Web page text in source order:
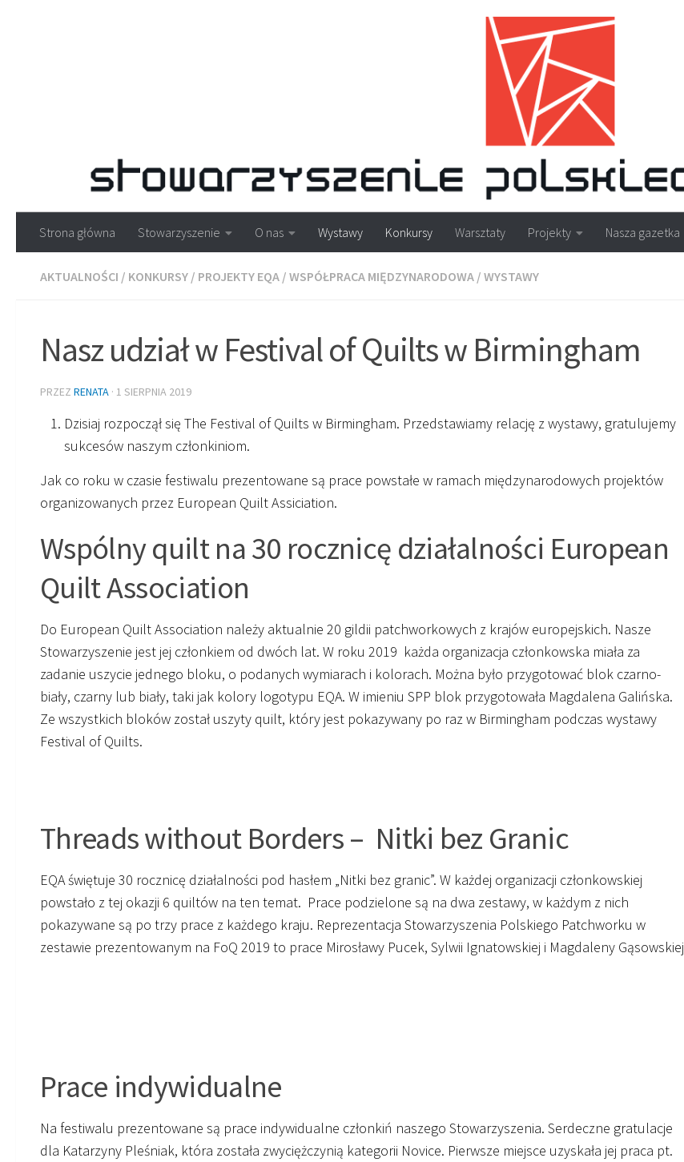
Strona główna Stowarzyszenie O nas Wystawy Konkursy Warsztaty Projekty Nasza gazetka
AKTUALNOŚCI / KONKURSY / PROJEKTY EQA / WSPÓŁPRACA MIĘDZYNARODOWA / WYSTAWY
Nasz udział w Festival of Quilts w Birmingham
PRZEZ RENATA · 1 SIERPNIA 2019
Dzisiaj rozpoczął się The Festival of Quilts w Birmingham. Przedstawiamy relację z wystawy, gratulujemy
sukcesów naszym członkiniom.
Jak co roku w czasie festiwalu prezentowane są prace powstałe w ramach międzynarodowych projektów
organizowanych przez European Quilt Assiciation.
Wspólny quilt na 30 rocznicę działalności European
Quilt Association
Do European Quilt Association należy aktualnie 20 gildii patchworkowych z krajów europejskich. Nasze
Stowarzyszenie jest jej członkiem od dwóch lat. W roku 2019 każda organizacja członkowska miała za
zadanie uszycie jednego bloku, o podanych wymiarach i kolorach. Można było przygotować blok czarno-
biały, czarny lub biały, taki jak kolory logotypu EQA. W imieniu SPP blok przygotowała Magdalena Galińska.
Ze wszystkich bloków został uszyty quilt, który jest pokazywany po raz w Birmingham podczas wystawy
Festival of Quilts.
Threads without Borders – Nitki bez Granic
EQA świętuje 30 rocznicę działalności pod hasłem „Nitki bez granic”. W każdej organizacji członkowskiej
powstało z tej okazji 6 quiltów na ten temat. Prace podzielone są na dwa zestawy, w każdym z nich
pokazywane są po trzy prace z każdego kraju. Reprezentacja Stowarzyszenia Polskiego Patchworku w
zestawie prezentowanym na FoQ 2019 to prace Mirosławy Pucek, Sylwii Ignatowskiej i Magdaleny Gąsowskiej
Prace indywidualne
Na festiwalu prezentowane są prace indywidualne członkiń naszego Stowarzyszenia. Serdeczne gratulacje
dla Katarzyny Pleśniak, która została zwyciężczynią kategorii Novice. Pierwsze miejsce uzyskała jej praca pt.